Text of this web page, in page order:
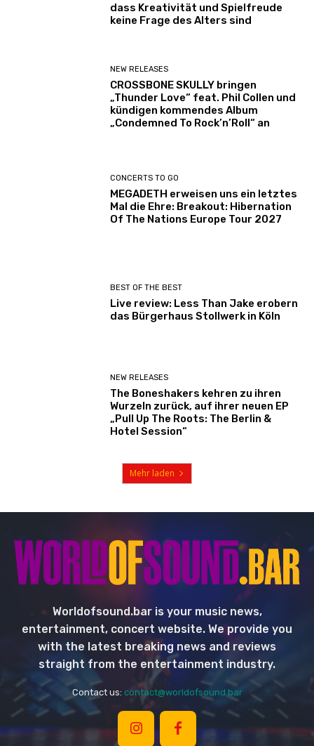
dass Kreativität und Spielfreude
keine Frage des Alters sind
NEW RELEASES
CROSSBONE SKULLY bringen
„Thunder Love“ feat. Phil Collen und
kündigen kommendes Album
„Condemned To Rock’n’Roll“ an
CONCERTS TO GO
MEGADETH erweisen uns ein letztes
Mal die Ehre: Breakout: Hibernation
Of The Nations Europe Tour 2027
BEST OF THE BEST
Live review: Less Than Jake erobern
das Bürgerhaus Stollwerk in Köln
NEW RELEASES
The Boneshakers kehren zu ihren
Wurzeln zurück, auf ihrer neuen EP
„Pull Up The Roots: The Berlin &
Hotel Session“
Mehr laden
Worldofsound.bar is your music news,
entertainment, concert website. We provide you
with the latest breaking news and reviews
straight from the entertainment industry.
Contact us: contact@worldofsound.bar